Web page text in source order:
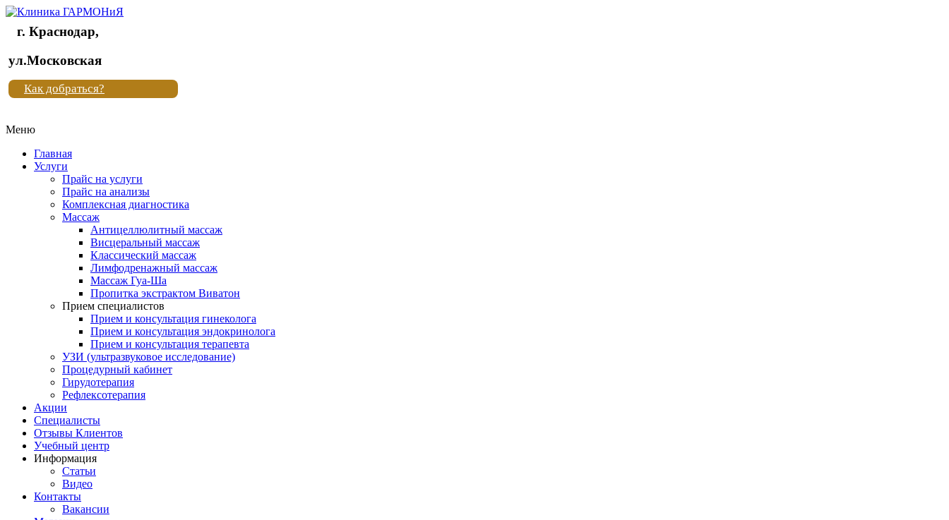
Клиника
"Новая
жизнь"
Клиника
жизнь"
г. Краснодар,
ул.Московская
Как добраться?
Меню
Главная
Услуги
Прайс на услуги
Прайс на анализы
Комплексная диагностика
Массаж
Антицеллюлитный массаж
Висцеральный массаж
Классический массаж
Лимфодренажный массаж
Массаж Гуа-Ша
Пропитка экстрактом Виватон
Прием специалистов
Прием и консультация гинеколога
Прием и консультация эндокринолога
Прием и консультация терапевта
УЗИ (ультразвуковое исследование)
Процедурный кабинет
Гирудотерапия
Рефлексотерапия
Акции
Специалисты
Отзывы Клиентов
Учебный центр
Информация
Статьи
Видео
Контакты
Вакансии